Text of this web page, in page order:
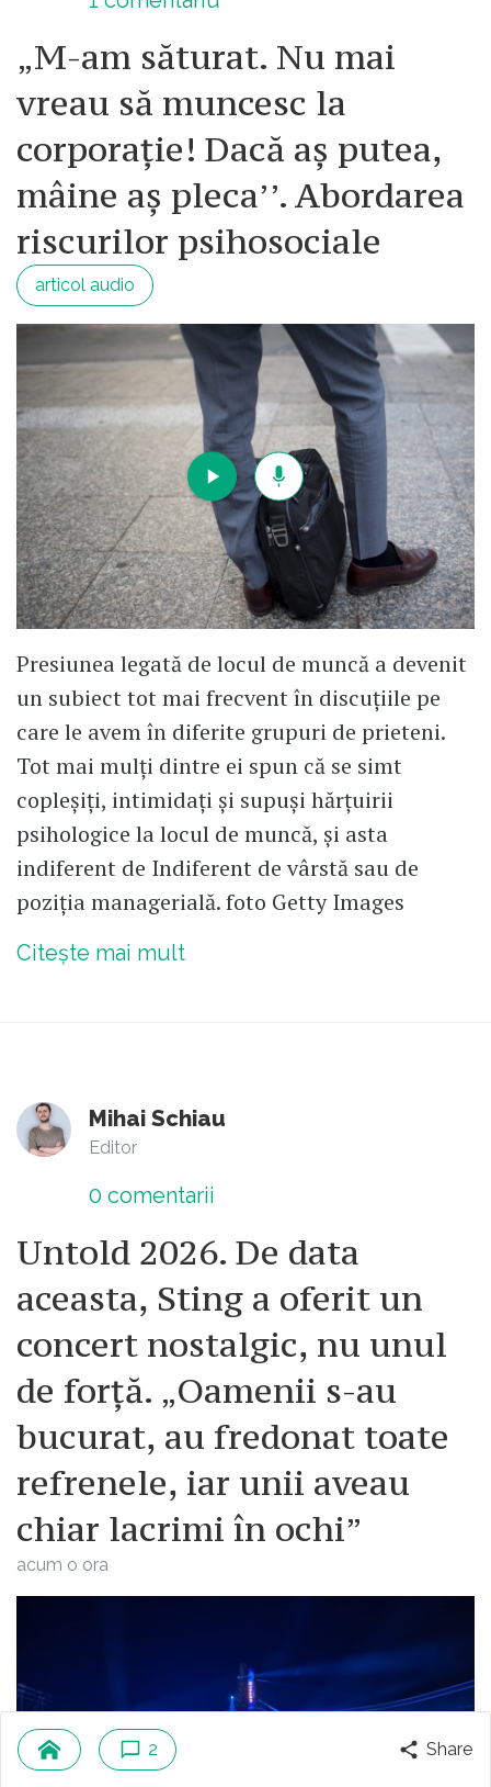
„M-am săturat. Nu mai
vreau să muncesc la
corporație! Dacă aș putea,
mâine aș pleca’’. Abordarea
riscurilor psihosociale
articol audio
Presiunea legată de locul de muncă a devenit
un subiect tot mai frecvent în discuțiile pe
care le avem în diferite grupuri de prieteni.
Tot mai mulți dintre ei spun că se simt
copleșiți, intimidați și supuși hărțuirii
psihologice la locul de muncă, și asta
indiferent de Indiferent de vârstă sau de
poziția managerială. foto Getty Images
Citește mai mult
Mihai Schiau
Editor
0 comentarii
Untold 2026. De data
aceasta, Sting a oferit un
concert nostalgic, nu unul
de forță. „Oamenii s-au
bucurat, au fredonat toate
refrenele, iar unii aveau
chiar lacrimi în ochi”
acum o ora
2 Share